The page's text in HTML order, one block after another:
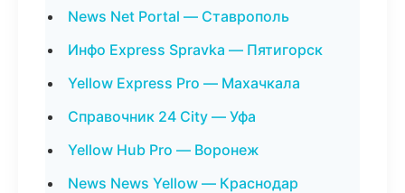
News Net Portal — Ставрополь
Инфо Express Spravka — Пятигорск
Yellow Express Pro — Махачкала
Справочник 24 City — Уфа
Yellow Hub Pro — Воронеж
News News Yellow — Краснодар